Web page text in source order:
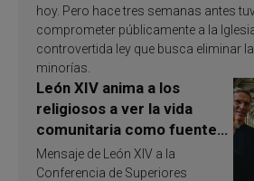
hoy. Pero hace tres semanas antes
comprometer públicamente a la
controvertida ley que busca eliminar
minorías.
León XIV anima a los
religiosos a ver la vida
comunitaria como fuente
de inspiración y
santificación
Mensaje de León XIV a la
Conferencia de Superiores